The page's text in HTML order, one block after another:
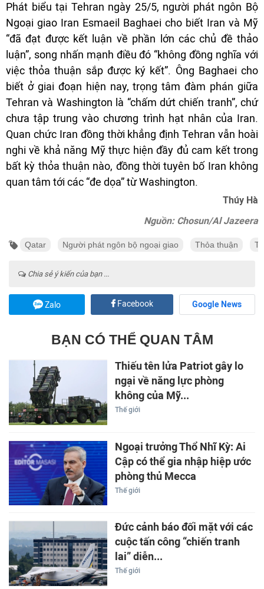
Phát biểu tại Tehran ngày 25/5, người phát ngôn Bộ
Ngoại giao Iran Esmaeil Baghaei cho biết Iran và Mỹ
“đã đạt được kết luận về phần lớn các chủ đề thảo
luận”, song nhấn mạnh điều đó “không đồng nghĩa với
việc thỏa thuận sắp được ký kết”. Ông Baghaei cho
biết ở giai đoạn hiện nay, trọng tâm đàm phán giữa
Tehran và Washington là “chấm dứt chiến tranh”, chứ
chưa tập trung vào chương trình hạt nhân của Iran.
Quan chức Iran đồng thời khẳng định Tehran vẫn hoài
nghi về khả năng Mỹ thực hiện đầy đủ cam kết trong
bất kỳ thỏa thuận nào, đồng thời tuyên bố Iran không
quan tâm tới các “đe dọa” từ Washington.
Thúy Hà
Nguồn: Chosun/Al Jazeera
Qatar Người phát ngôn bộ ngoại giao Thỏa thuận
Chia sẻ ý kiến của bạn ...
Zalo Facebook Google News
BẠN CÓ THỂ QUAN TÂM
Thiếu tên lửa Patriot gây lo
ngại về năng lực phòng
không của Mỹ...
Thế giới
Ngoại trưởng Thổ Nhĩ Kỳ: Ai
Cập có thể gia nhập hiệp ước
phòng thủ Mecca
Thế giới
Đức cảnh báo đối mặt với các
cuộc tấn công “chiến tranh
lai” diễn...
Thế giới